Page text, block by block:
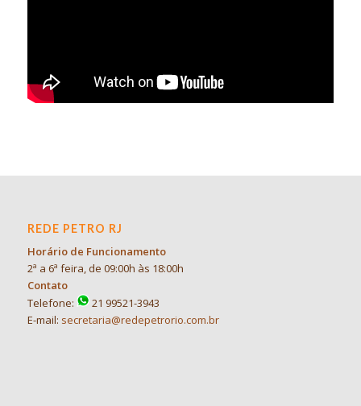
REDE PETRO RJ
Horário de Funcionamento
2ª a 6ª feira, de 09:00h às 18:00h
Contato
Telefone:
21 99521-3943
E-mail: secretaria@redepetrorio.com.br